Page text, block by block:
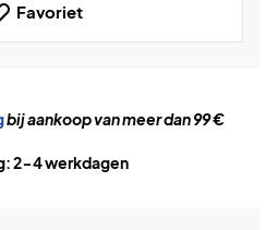
Favoriet
bij aankoop van meer dan 99 €
2-4 werkdagen